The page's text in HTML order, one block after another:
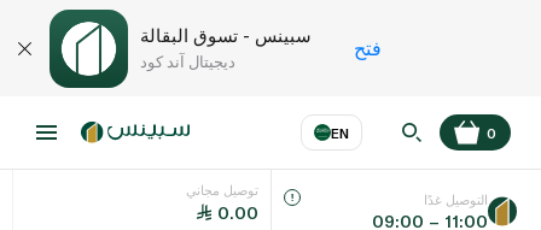
سبينس - تسوق البقالة
ديجيتال آند كود
فتح
EN
اللغة عر
0
توصيل مجاني
0.00
التوصيل غدًا
09:00 – 11:00